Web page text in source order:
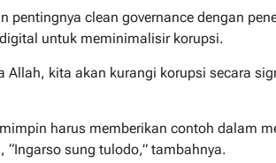
pentingnya clean governance dengan
untuk meminimalisir korupsi.
Allah, kita akan kurangi korupsi secara
harus memberikan contoh dalam
“Ingarso sung tulodo,” tambahnya.